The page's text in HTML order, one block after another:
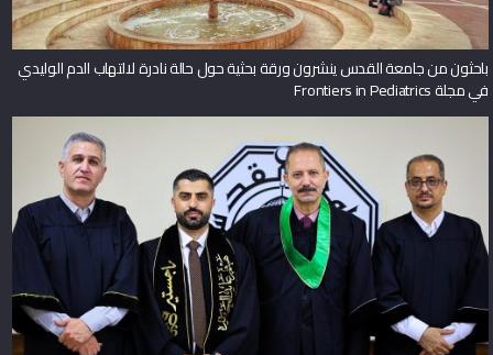
باحثون من جامعة القدس ينشرون ورقة بحثية حول حالة نادرة لالتهاب الدم الوليدي
في مجلة Frontiers in Pediatrics